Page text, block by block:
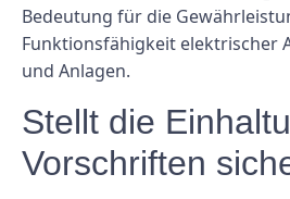
Bedeutung für die
Funktionsfähigkeit elektrischer
und Anlagen.
Stellt die
Vorschriften